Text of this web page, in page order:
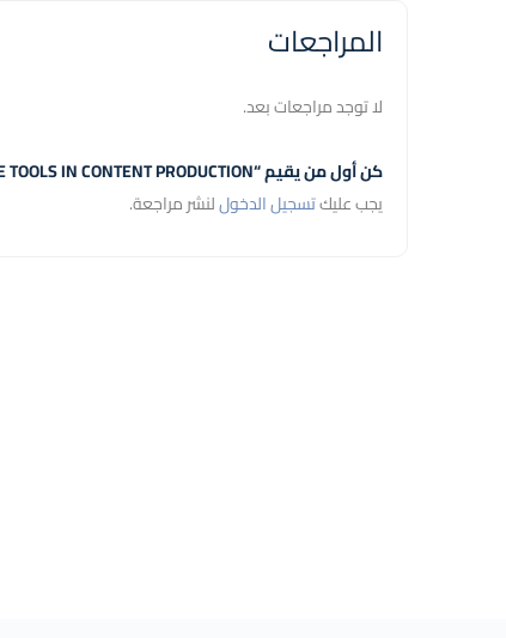
المراجعات
لا توجد مراجعات بعد.
كن أول من يقيم “ARTIFICIAL INTELLIGENCE TOOLS IN CONTENT PRODUCTION”
يجب عليكتسجيل الدخوللنشر مراجعة.